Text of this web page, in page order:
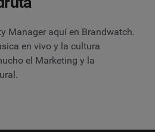
Manager aquí en Brandwatch.
en vivo y la cultura
el Marketing y la